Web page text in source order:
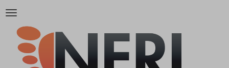
Attiva/disattiva
navigazione